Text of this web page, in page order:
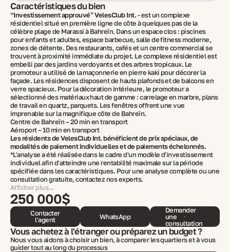
Caractéristiques du bien
“Investissement approuvé” VelesClub Int.- est un complexe
résidentiel situé en première ligne de côte à quelques pas de la
célèbre plage de Marassi à Bahreïn. Dans un espace clos : piscines
pour enfants et adultes, espace barbecue, salle de fitness moderne,
zones de détente. Des restaurants, cafés et un centre commercial se
trouvent à proximité immédiate du projet. Le complexe résidentiel est
embelli par des jardins verdoyants et des arbres tropicaux. Le
promoteur a utilisé de la maçonnerie en pierre kaki pour décorer la
façade. Les résidences disposent de hauts plafonds et de balcons en
verre spacieux. Pour la décoration intérieure, le promoteur a
sélectionné des matériaux haut de gamme : carrelage en marbre, plans
de travail en quartz, parquets. Les fenêtres offrent une vue
imprenable sur la magnifique côte de Bahreïn.
Centre de Bahreïn – 20 min en transport
Aéroport – 10 min en transport
Les résidents de VelesClub Int. bénéficient de prix spéciaux, de
modalités de paiement individuelles et de paiements échelonnés.
*L'analyse a été réalisée dans le cadre d'un modèle d'investissement
individuel afin d'atteindre une rentabilité maximale sur la période
spécifiée dans les caractéristiques. Pour une analyse complète ou une
consultation gratuite, contactez nos experts.
Afficher plus...
250 000$
Contacter
l'agent
WhatsApp
Demander
une
consultation
Vous achetez à l'étranger ou préparez un budget ?
Nous vous aidons à choisir un bien, à comparer les quartiers et à vous
guider tout au long du processus